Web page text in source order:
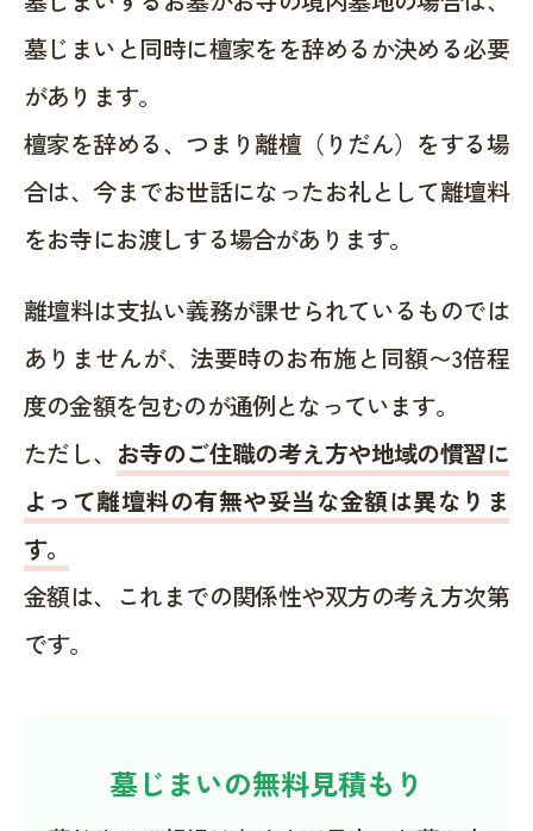
墓じまいと同時に檀家をを辞めるか決める必要
があります。
檀家を辞める、つまり離檀（りだん）をする場
合は、今までお世話になったお礼として離壇料
をお寺にお渡しする場合があります。
離壇料は支払い義務が課せられているものでは
ありませんが、法要時のお布施と同額〜3倍程
度の金額を包むのが通例となっています。
ただし、 お寺のご住職の考え方や地域の慣習に
よって離壇料の有無や妥当な金額は異なりま
す。
金額は、これまでの関係性や双方の考え方次第
です。
墓じまいの無料見積もり